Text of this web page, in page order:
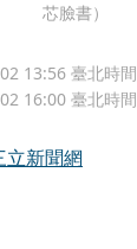
芯臉書）
13:56 臺北時間
16:00 臺北時間
立新聞網